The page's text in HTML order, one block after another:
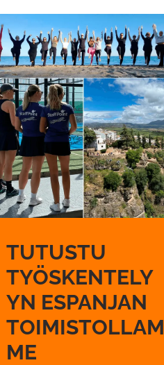
TUTUSTU
TYÖSKENTELY
YN ESPANJAN
TOIMISTOLLAM
ME